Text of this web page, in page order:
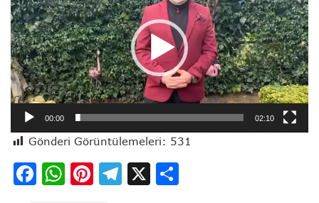
00:00 02:10
Gönderi Görüntülemeleri: 531
Facebook
WhatsApp
Pinterest
Telegram
X